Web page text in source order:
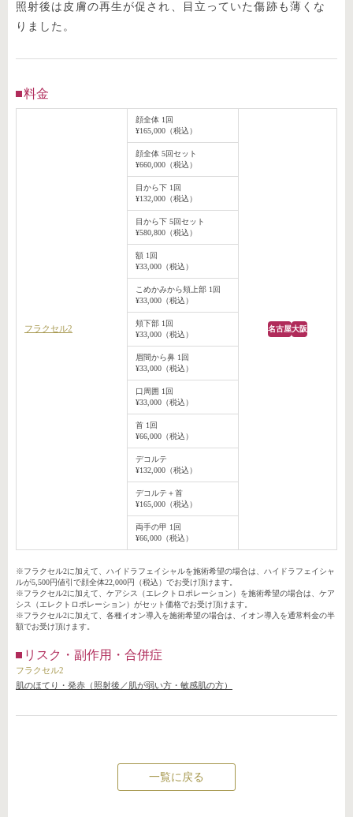
照射後は皮膚の再生が促され、目立っていた傷跡も薄くな
りました。
料金
フラクセル2
顔全体 1回
¥165,000（税込）
名古屋大阪
顔全体 5回セット
¥660,000（税込）
目から下 1回
¥132,000（税込）
目から下 5回セット
¥580,800（税込）
額 1回
¥33,000（税込）
こめかみから頬上部 1回
¥33,000（税込）
頬下部 1回
¥33,000（税込）
眉間から鼻 1回
¥33,000（税込）
口周囲 1回
¥33,000（税込）
首 1回
¥66,000（税込）
デコルテ
¥132,000（税込）
デコルテ＋首
¥165,000（税込）
両手の甲 1回
¥66,000（税込）
※フラクセル2に加えて、ハイドラフェイシャルを施術希望の場合は、ハイドラフェイシャ
ルが5,500円値引で顔全体22,000円（税込）でお受け頂けます。
※フラクセル2に加えて、ケアシス（エレクトロポレーション）を施術希望の場合は、ケア
シス（エレクトロポレーション）がセット価格でお受け頂けます。
※フラクセル2に加えて、各種イオン導入を施術希望の場合は、イオン導入を通常料金の半
額でお受け頂けます。
リスク・副作用・合併症
フラクセル2
肌のほてり・発赤（照射後／肌が弱い方・敏感肌の方）
一覧に戻る